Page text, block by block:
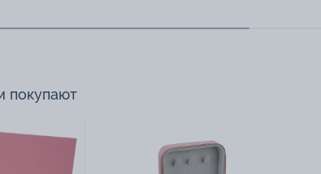
покупают